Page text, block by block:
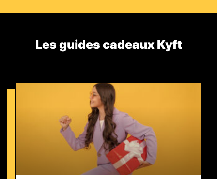
Les guides cadeaux Kyft​